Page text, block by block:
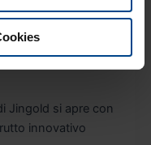
kiwi a polpa
Jingold si apre con
innovativo